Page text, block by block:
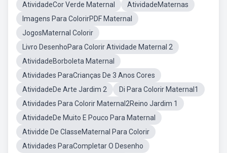
AtividadeCor Verde Maternal
AtividadeMaternas
Imagens Para ColorirPDF Maternal
JogosMaternal Colorir
Livro DesenhoPara Colorir Atividade Maternal 2
AtividadeBorboleta Maternal
Atividades ParaCrianças De 3 Anos Cores
AtividadeDe Arte Jardim 2
Di Para Colorir Maternal1
Atividades Para Colorir Maternal2Reino Jardim 1
AtividadeDe Muito E Pouco Para Maternal
Atividde De ClasseMaternal Para Colorir
Atividades ParaCompletar O Desenho